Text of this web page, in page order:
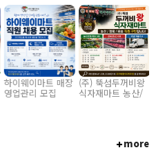
하이웨이마트 매장
영업관리 모집
(주) 뚝섬두꺼비왕
식자재마트 농산/
more